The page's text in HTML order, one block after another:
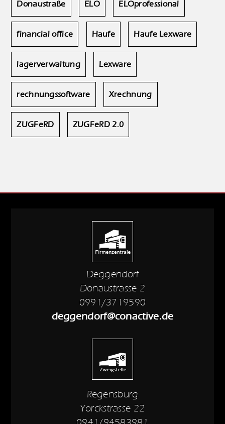
Donaustraße ELO ELOprofessional
financial office Haufe Haufe Lexware
lagerverwaltung Lexware
rechnungssoftware Xrechnung
ZUGFeRD ZUGFeRD 2.0
Deggendorf
Donaustrasse 2
0991/3719590
deggendorf@conactive.de
Regensburg
Yorckstrasse 22